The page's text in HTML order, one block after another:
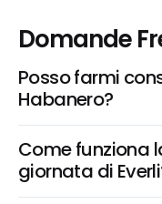
Domande
Posso farmi
Habanero?
Come funziona
giornata di